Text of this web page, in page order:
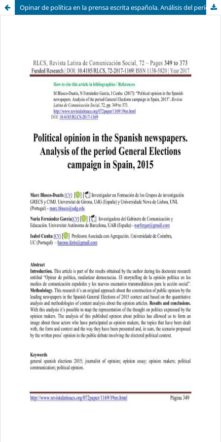
Opinar de política en la prensa escrita española. Análisis del período Elecciones Generales en España, 2015